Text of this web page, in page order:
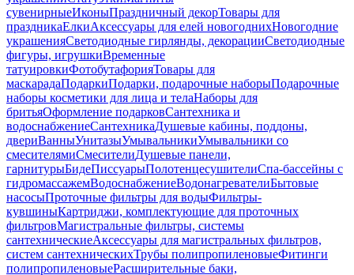
сувенирныеИконыПраздничный декорТовары для
праздникаЕлкиАксессуары для елей новогоднихНовогодние
украшенияСветодиодные гирлянды, декорацииСветодиодные
фигуры, игрушкиВременные
татуировкиФотобутафорияТовары для
маскарадаПодаркиПодарки, подарочные наборыПодарочные
наборы косметики для лица и телаНаборы для
бритьяОформление подарковСантехника и
водоснабжениеСантехникаДушевые кабины, поддоны,
двериВанныУнитазыУмывальникиУмывальники со
смесителямиСмесителиДушевые панели,
гарнитурыБидеПиссуарыПолотенцесушителиСпа-бассейны с
гидромассажемВодоснабжениеВодонагревателиБытовые
насосыПроточные фильтры для водыФильтры-
кувшиныКартриджи, комплектующие для проточных
фильтровМагистральные фильтры, системы
сантехническиеАксессуары для магистральных фильтров,
систем сантехническихТрубы полипропиленовыеФитинги
полипропиленовыеРасширительные баки,